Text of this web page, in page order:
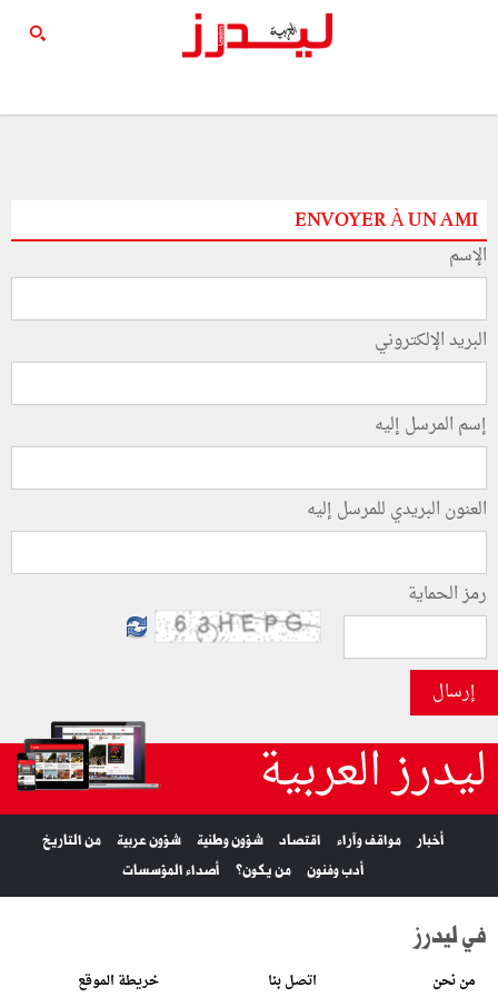
ENVOYER À UN AMI
الإسم
البريد الإلكتروني
إسم المرسل إليه
العنون البريدي للمرسل إليه
رمز الحماية
إرسال
ليدرز العربية
أخبار مواقف وآراء اقتصاد شؤون وطنية شؤون عربية
من التاريخ
أدب وفنون
من يكون؟ أصداء المؤسسات
في ليدرز
من نحن اتصل بنا خريطة الموقع